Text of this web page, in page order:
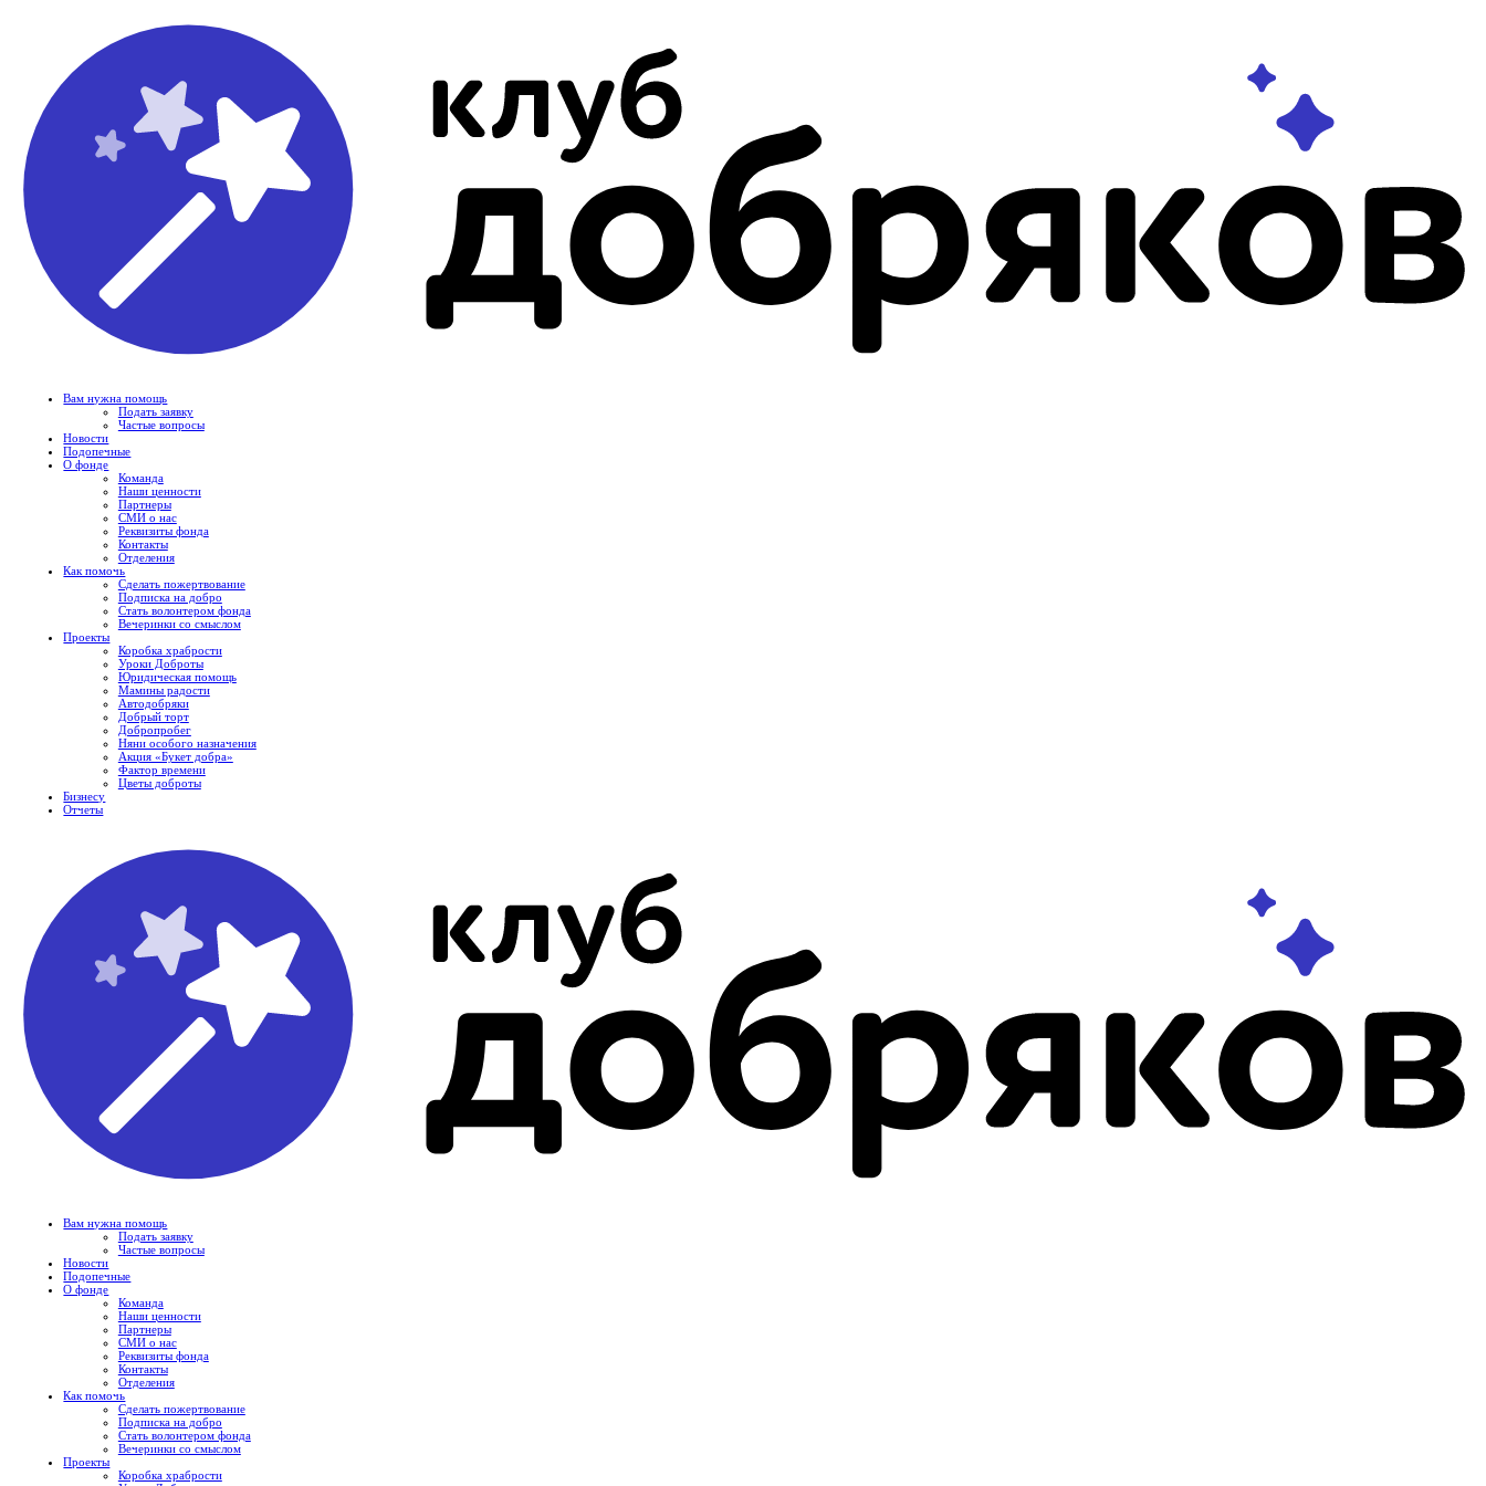
Вам нужна помощь
Подать заявку
Частые вопросы
Новости
Подопечные
О фонде
Команда
Наши ценности
Партнеры
СМИ о нас
Реквизиты фонда
Контакты
Отделения
Как помочь
Сделать пожертвование
Подписка на добро
Стать волонтером фонда
Вечеринки со смыслом
Проекты
Коробка храбрости
Уроки Доброты
Юридическая помощь
Мамины радости
Автодобряки
Добрый торт
Добропробег
Няни особого назначения
Акция «Букет добра»
Фактор времени
Цветы доброты
Бизнесу
Отчеты
Вам нужна помощь
Подать заявку
Частые вопросы
Новости
Подопечные
О фонде
Команда
Наши ценности
Партнеры
СМИ о нас
Реквизиты фонда
Контакты
Отделения
Как помочь
Сделать пожертвование
Подписка на добро
Стать волонтером фонда
Вечеринки со смыслом
Проекты
Коробка храбрости